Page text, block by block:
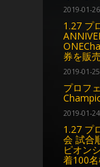
2019-01-26
1.27 プ
券を販
2019-01-25
プロフ
2019-01-24
1.27 プ
会 試合
ピオン
着100